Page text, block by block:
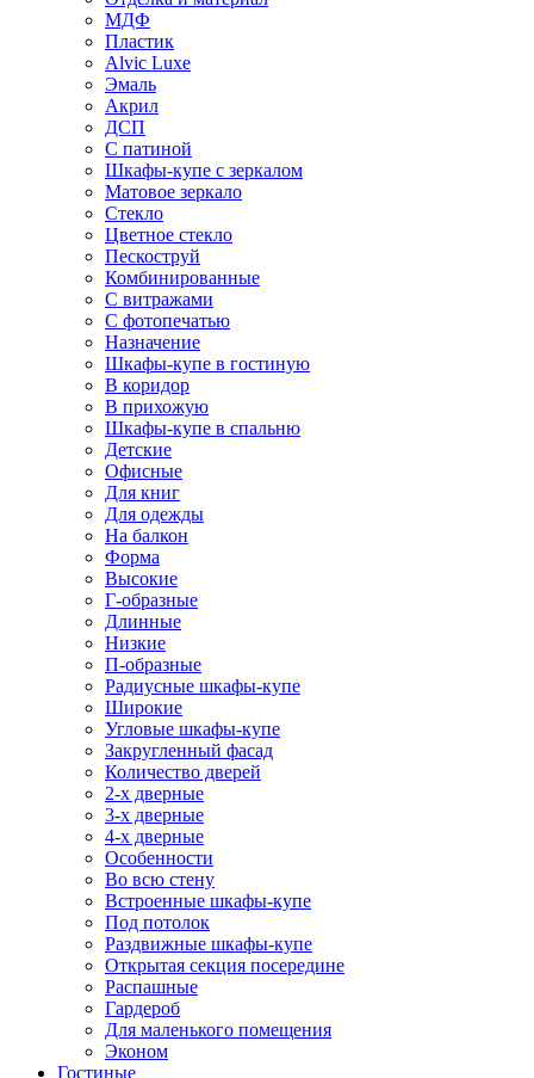
МДФ
Пластик
Alvic Luxe
Эмаль
Акрил
ДСП
С патиной
Шкафы-купе с зеркалом
Матовое зеркало
Стекло
Цветное стекло
Пескоструй
Комбинированные
С витражами
С фотопечатью
Назначение
Шкафы-купе в гостиную
В коридор
В прихожую
Шкафы-купе в спальню
Детские
Офисные
Для книг
Для одежды
На балкон
Форма
Высокие
Г-образные
Длинные
Низкие
П-образные
Радиусные шкафы-купе
Широкие
Угловые шкафы-купе
Закругленный фасад
Количество дверей
2-х дверные
3-х дверные
4-х дверные
Особенности
Во всю стену
Встроенные шкафы-купе
Под потолок
Раздвижные шкафы-купе
Открытая секция посередине
Распашные
Гардероб
Для маленького помещения
Эконом
Гостиные